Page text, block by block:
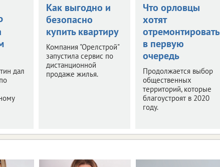
дал
Как выгодно и
безопасно
купить квартиру
Компания "Орелстрой"
запустила сервис по
дистанционной
продаже жилья.
Что орловцы
хотят
отремонтировать
в первую
очередь
Продолжается выбор
общественных
территорий, которые
благоустроят в 2020
году.